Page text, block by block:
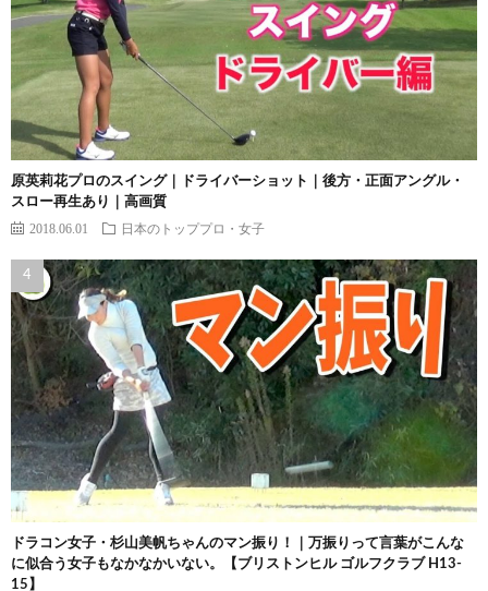
原英莉花プロのスイング｜ドライバーショット｜後方・正面アングル・
スロー再生あり｜高画質
2018.06.01 日本のトッププロ・女子
ドラコン女子・杉山美帆ちゃんのマン振り！｜万振りって言葉がこんな
に似合う女子もなかなかいない。【ブリストンヒル ゴルフクラブ H13-
15】